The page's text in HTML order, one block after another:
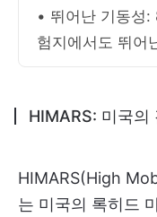
• 뛰어난 기동성
험지에서도 뛰어
HIMARS: 미국의
HIMARS(High
는 미국의 록히드